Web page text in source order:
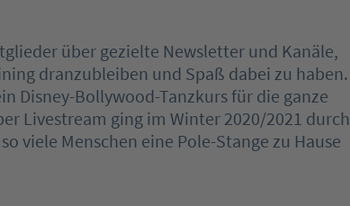
über gezielte Newsletter und Kanäle,
dranzubleiben und Spaß dabei zu haben.
Disney-Bollywood-Tanzkurs für die ganze
Livestream ging im Winter 2020/2021 durch
viele Menschen eine Pole-Stange zu Hause